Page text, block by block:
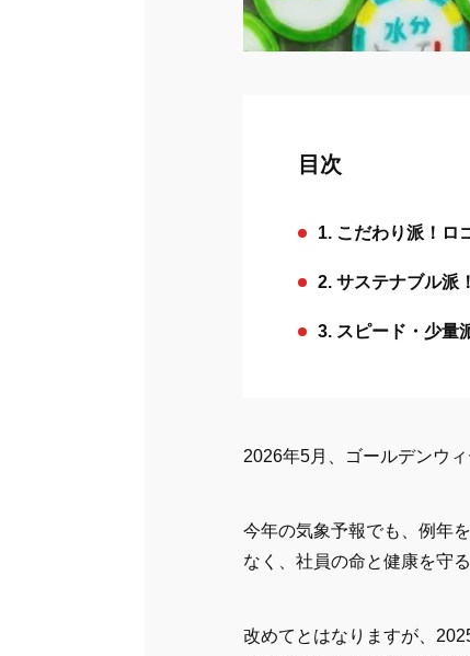
目次
1. こだわり派！ロ
2. サステナブル派
3. スピード・少量
2026年5月、ゴールデンウ
今年の気象予報でも、例年
なく、社員の命と健康を守
改めてとはなりますが、